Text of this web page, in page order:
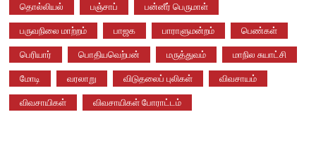
தொல்லியல் பஞ்சாப் பன்னீர் பெருமாள்
பருவநிலை மாற்றம் பாஜக பாராளுமன்றம் பெண்கள்
பெரியார் பொதியவெற்பன் மருத்துவம் மாநில சுயாட்சி
மோடி வரலாறு விடுதலைப் புலிகள் விவசாயம்
விவசாயிகள் விவசாயிகள் போராட்டம்